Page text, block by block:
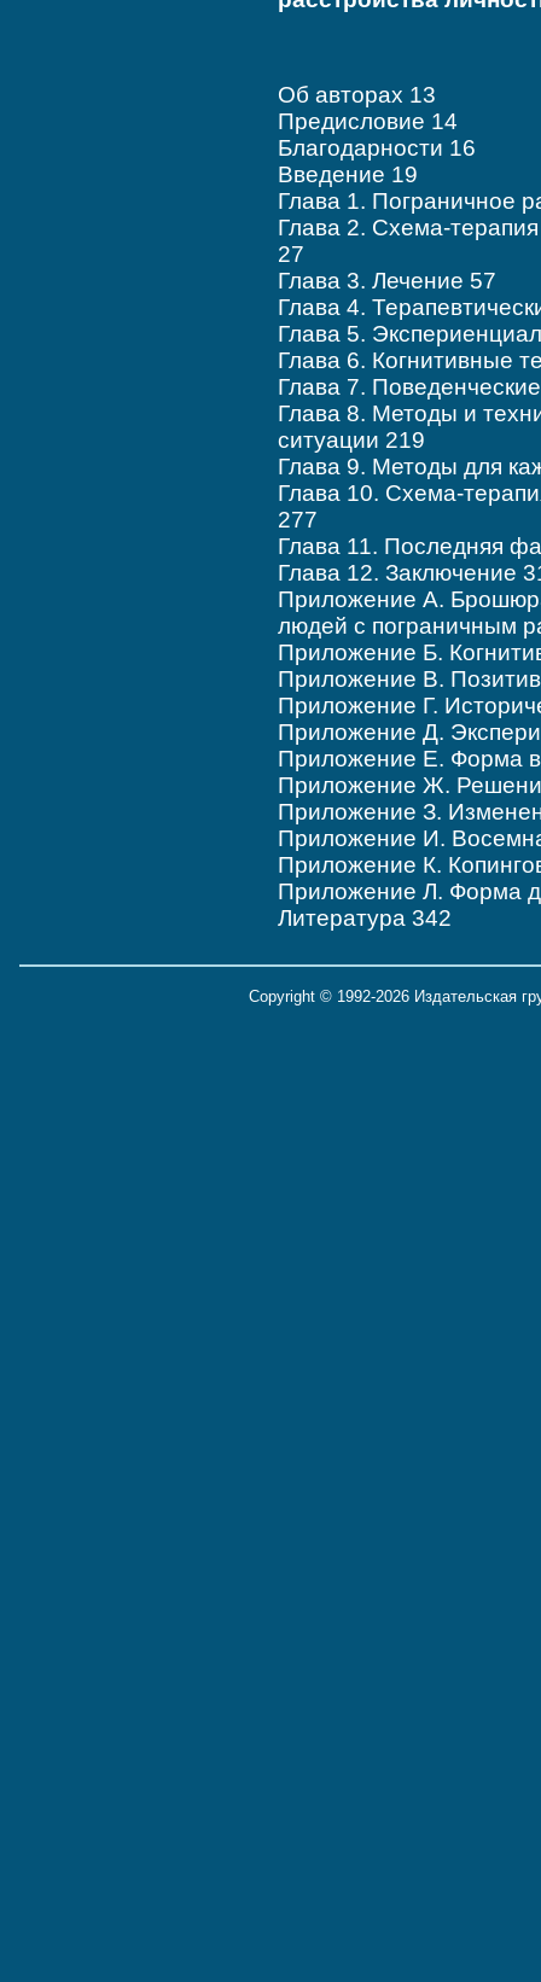
Об авторах 13
Предисловие 14
Благодарности 16
Введение 19
Глава 1. Пограничное
Глава 2. Схема-
27
Глава 3. Лечение 57
Глава 4.
Глава 5.
Глава 6. Когнитивные
Глава 7.
Глава 8. Методы и
ситуации 219
Глава 9. Методы для
Глава 10. Схема-
277
Глава 11. Последняя
Глава 12. Заключение
Приложение А.
людей с пограничным
Приложение Б.
Приложение В.
Приложение Г.
Приложение Д.
Приложение Е. Форма
Приложение Ж.
Приложение З.
Приложение И.
Приложение К.
Приложение Л. Форма
Литература 342
Copyright © 1992-2026 Издательская